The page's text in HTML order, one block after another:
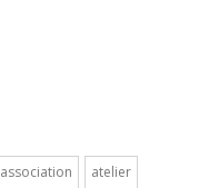
association atelier